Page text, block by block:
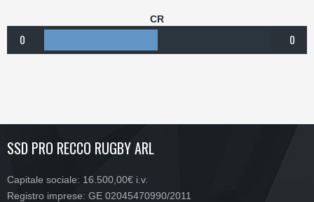
CR
0 0
SSD PRO RECCO RUGBY ARL
Capitale sociale: 16.500,00€ i.v.
Registro imprese: GE 02045470990/2011